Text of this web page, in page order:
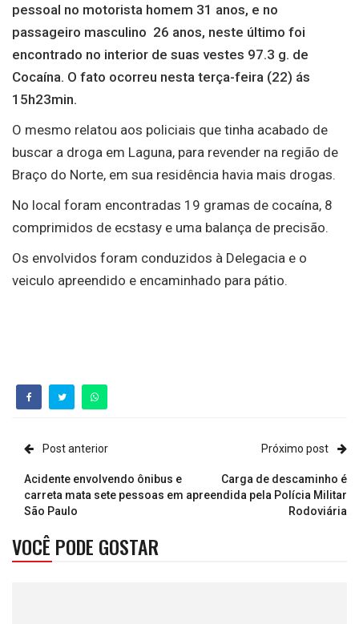
pessoal no motorista homem 31 anos, e no
passageiro masculino 26 anos, neste último foi
encontrado no interior de suas vestes 97.3 g. de
Cocaína. O fato ocorreu nesta terça-feira (22) ás
15h23min.
O mesmo relatou aos policiais que tinha acabado de
buscar a droga em Laguna, para revender na região de
Braço do Norte, em sua residência havia mais drogas.
No local foram encontradas 19 gramas de cocaína, 8
comprimidos de ecstasy e uma balança de precisão.
Os envolvidos foram conduzidos à Delegacia e o
veiculo apreendido e encaminhado para pátio.
Post anterior
Acidente envolvendo ônibus e
carreta mata sete pessoas em
São Paulo
Próximo post
Carga de descaminho é
apreendida pela Polícia Militar
Rodoviária
VOCÊ PODE GOSTAR